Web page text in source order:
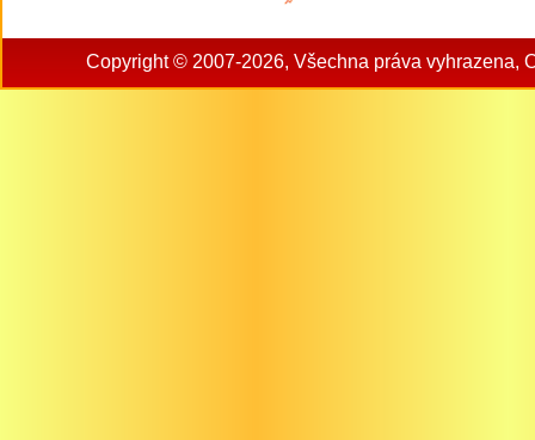
Copyright © 2007-2026, Všechna práva vyhrazena,